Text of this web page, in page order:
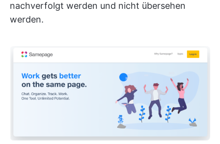
nachverfolgt werden und nicht übersehen
werden.